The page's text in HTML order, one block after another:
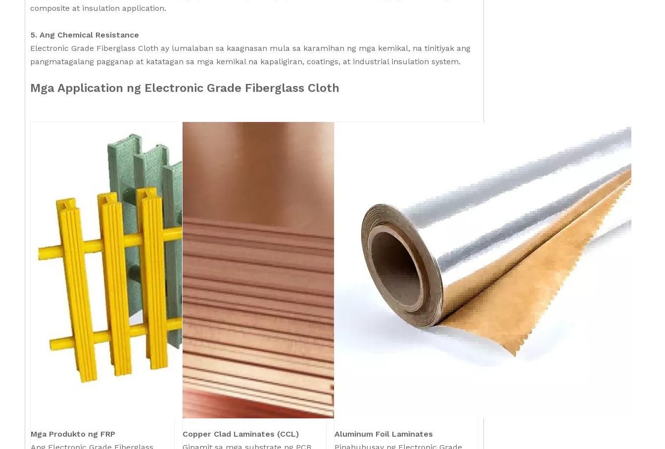
composite at insulation application.
5. Ang Chemical Resistance
Electronic Grade Fiberglass Cloth ay lumalaban sa kaagnasan mula sa karamihan ng mga kemikal, na tinitiyak ang
pangmatagalang pagganap at katatagan sa mga kemikal na kapaligiran, coatings, at industrial insulation system.
Mga Application ng Electronic Grade Fiberglass Cloth
Mga Produkto ng FRP
Copper Clad Laminates (CCL)
Aluminum Foil Laminates